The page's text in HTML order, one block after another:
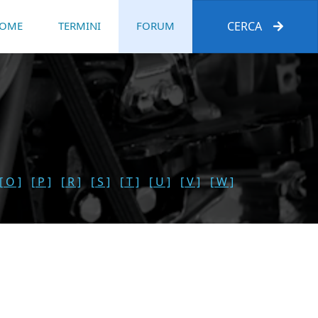
TERMINI FORUM CERCA
O ] [ P ] [ R ] [ S ] [ T ] [ U ] [ V ] [ W ]